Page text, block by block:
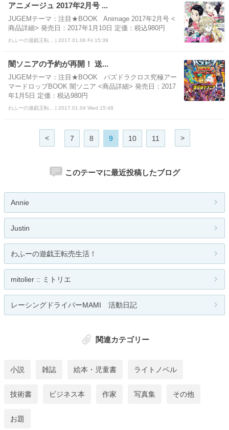
アニメージュ 2017年2月号 ...
JUGEMテーマ：注目★BOOK Animage 2017年2月号 <
商品詳細> 発売日：2017年1月10日 定価：税込980円
わふーの遊戯王転... | 2017.01.06 Fri 15:39
闇ソニアの予約が再開！ 送...
JUGEMテーマ：注目★BOOK パズドラクロス究極アー
マードロップBOOK 闇ソニア <商品詳細> 発売日：2017
年1月5日 定価：税込980円
わふーの遊戯王転... | 2017.01.04 Wed 15:48
< 7 8 9 10 11 >
このテーマに最近投稿したブログ
Annie
Justin
わふーの遊戯王転売生活！
mitolier :: ミトリエ
レーシングドライバーMAMI 活動日記
関連カテゴリー
小説 雑誌 絵本・児童書 ライトノベル
技術書 ビジネス本 作家 写真集 その他
お題